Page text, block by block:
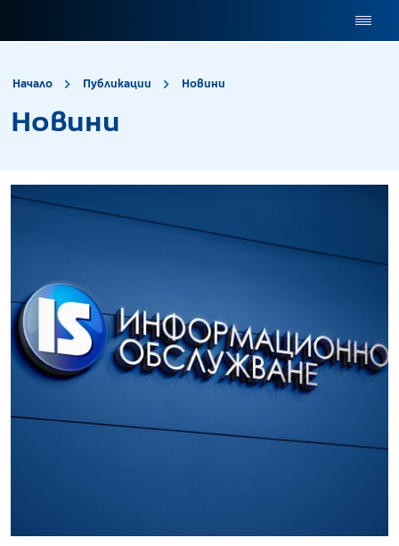
Начало Публикации Новини
Новини